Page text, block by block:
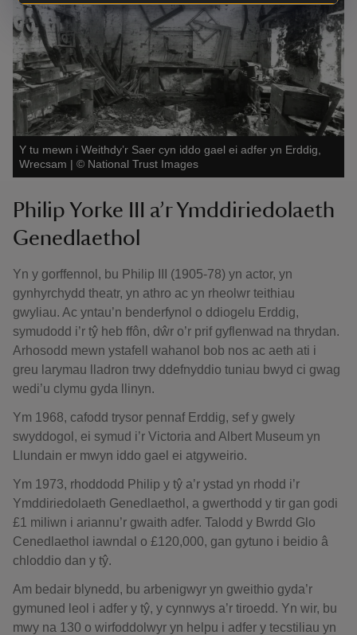
Y tu mewn i Weithdy’r Saer cyn iddo gael ei adfer yn Erddig,
Wrecsam | © National Trust Images
Philip Yorke III a’r Ymddiriedolaeth
Genedlaethol
Yn y gorffennol, bu Philip III (1905-78) yn actor, yn
gynhyrchydd theatr, yn athro ac yn rheolwr teithiau
gwyliau. Ac yntau’n benderfynol o ddiogelu Erddig,
symudodd i’r tŷ heb ffôn, dŵr o’r prif gyflenwad na thrydan.
Arhosodd mewn ystafell wahanol bob nos ac aeth ati i
greu larymau lladron trwy ddefnyddio tuniau bwyd ci gwag
wedi’u clymu gyda llinyn.
Ym 1968, cafodd trysor pennaf Erddig, sef y gwely
swyddogol, ei symud i’r Victoria and Albert Museum yn
Llundain er mwyn iddo gael ei atgyweirio.
Ym 1973, rhoddodd Philip y tŷ a’r ystad yn rhodd i’r
Ymddiriedolaeth Genedlaethol, a gwerthodd y tir gan godi
£1 miliwn i ariannu’r gwaith adfer. Talodd y Bwrdd Glo
Cenedlaethol iawndal o £120,000, gan gytuno i beidio â
chloddio dan y tŷ.
Am bedair blynedd, bu arbenigwyr yn gweithio gyda’r
gymuned leol i adfer y tŷ, y cynnwys a’r tiroedd. Yn wir, bu
mwy na 130 o wirfoddolwyr yn helpu i adfer y tecstiliau yn